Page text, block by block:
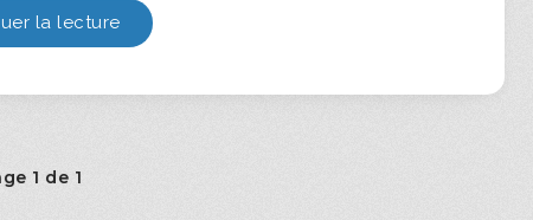
la lecture
1 de 1